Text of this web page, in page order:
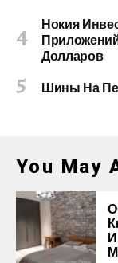
Нокия
Долларов
Шины На
You May